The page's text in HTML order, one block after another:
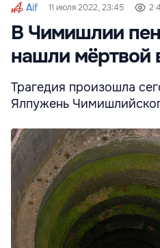
Aif 11 июля 2022, 23:45 2
В Чимишлии
нашли мёртвой
Трагедия произошла
Ялпужень